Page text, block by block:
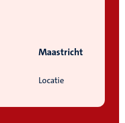
Locatie
Maastricht